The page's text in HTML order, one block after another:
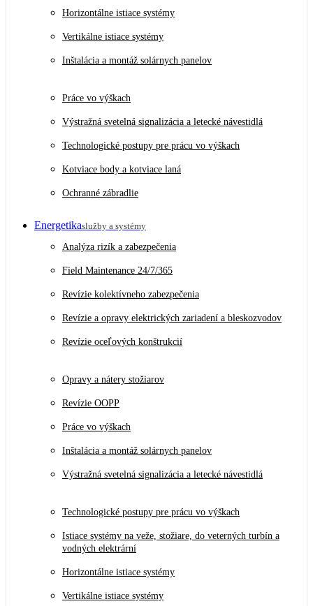
Horizontálne istiace systémy
Vertikálne istiace systémy
Inštalácia a montáž solárnych panelov
Práce vo výškach
Výstražná svetelná signalizácia a letecké návestidlá
Technologické postupy pre prácu vo výškach
Kotviace body a kotviace laná
Ochranné zábradlie
Energetikaslužby a systémy
Analýza rizík a zabezpečenia
Field Maintenance 24/7/365
Revízie kolektívneho zabezpečenia
Revízie a opravy elektrických zariadení a bleskozvodov
Revízie oceľových konštrukcií
Opravy a nátery stožiarov
Revízie OOPP
Práce vo výškach
Inštalácia a montáž solárnych panelov
Výstražná svetelná signalizácia a letecké návestidlá
Technologické postupy pre prácu vo výškach
Istiace systémy na veže, stožiare, do veterných turbín a
vodných elektrární
Horizontálne istiace systémy
Vertikálne istiace systémy